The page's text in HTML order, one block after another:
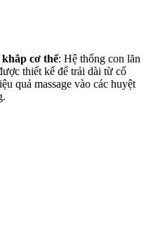
cơ thể: Hệ thống con lăn
thiết kế để trải dài từ cổ
quả massage vào các huyệt